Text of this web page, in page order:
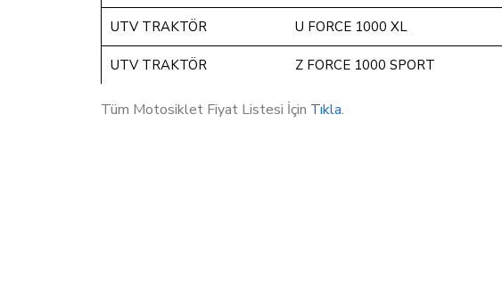
UTV TRAKTÖR U FORCE 1000 XL
UTV TRAKTÖR Z FORCE 1000 SPORT
Tüm Motosiklet Fiyat Listesi İçin Tıkla.